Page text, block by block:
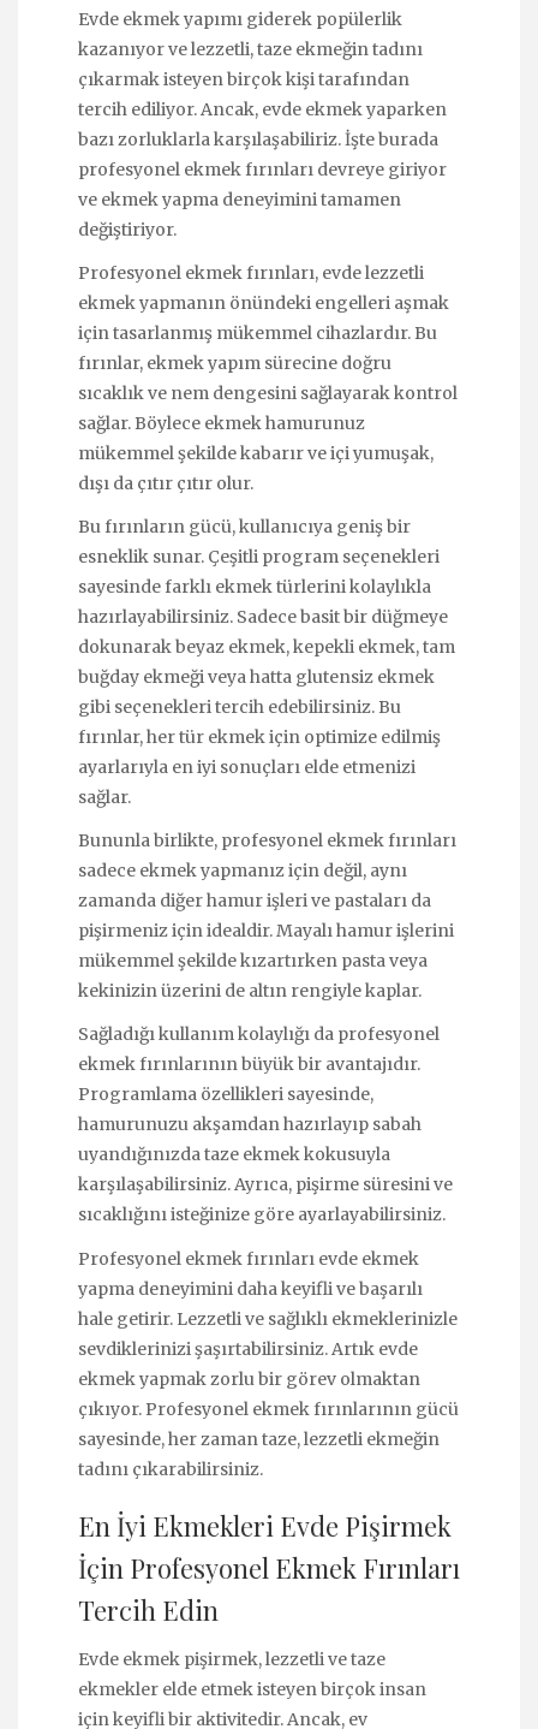
Evde ekmek yapımı giderek popülerlik
kazanıyor ve lezzetli, taze ekmeğin tadını
çıkarmak isteyen birçok kişi tarafından
tercih ediliyor. Ancak, evde ekmek yaparken
bazı zorluklarla karşılaşabiliriz. İşte burada
profesyonel ekmek fırınları devreye giriyor
ve ekmek yapma deneyimini tamamen
değiştiriyor.
Profesyonel ekmek fırınları, evde lezzetli
ekmek yapmanın önündeki engelleri aşmak
için tasarlanmış mükemmel cihazlardır. Bu
fırınlar, ekmek yapım sürecine doğru
sıcaklık ve nem dengesini sağlayarak kontrol
sağlar. Böylece ekmek hamurunuz
mükemmel şekilde kabarır ve içi yumuşak,
dışı da çıtır çıtır olur.
Bu fırınların gücü, kullanıcıya geniş bir
esneklik sunar. Çeşitli program seçenekleri
sayesinde farklı ekmek türlerini kolaylıkla
hazırlayabilirsiniz. Sadece basit bir düğmeye
dokunarak beyaz ekmek, kepekli ekmek, tam
buğday ekmeği veya hatta glutensiz ekmek
gibi seçenekleri tercih edebilirsiniz. Bu
fırınlar, her tür ekmek için optimize edilmiş
ayarlarıyla en iyi sonuçları elde etmenizi
sağlar.
Bununla birlikte, profesyonel ekmek fırınları
sadece ekmek yapmanız için değil, aynı
zamanda diğer hamur işleri ve pastaları da
pişirmeniz için idealdir. Mayalı hamur işlerini
mükemmel şekilde kızartırken pasta veya
kekinizin üzerini de altın rengiyle kaplar.
Sağladığı kullanım kolaylığı da profesyonel
ekmek fırınlarının büyük bir avantajıdır.
Programlama özellikleri sayesinde,
hamurunuzu akşamdan hazırlayıp sabah
uyandığınızda taze ekmek kokusuyla
karşılaşabilirsiniz. Ayrıca, pişirme süresini ve
sıcaklığını isteğinize göre ayarlayabilirsiniz.
Profesyonel ekmek fırınları evde ekmek
yapma deneyimini daha keyifli ve başarılı
hale getirir. Lezzetli ve sağlıklı ekmeklerinizle
sevdiklerinizi şaşırtabilirsiniz. Artık evde
ekmek yapmak zorlu bir görev olmaktan
çıkıyor. Profesyonel ekmek fırınlarının gücü
sayesinde, her zaman taze, lezzetli ekmeğin
tadını çıkarabilirsiniz.
En İyi Ekmekleri Evde Pişirmek
İçin Profesyonel Ekmek Fırınları
Tercih Edin
Evde ekmek pişirmek, lezzetli ve taze
ekmekler elde etmek isteyen birçok insan
için keyifli bir aktivitedir. Ancak, ev